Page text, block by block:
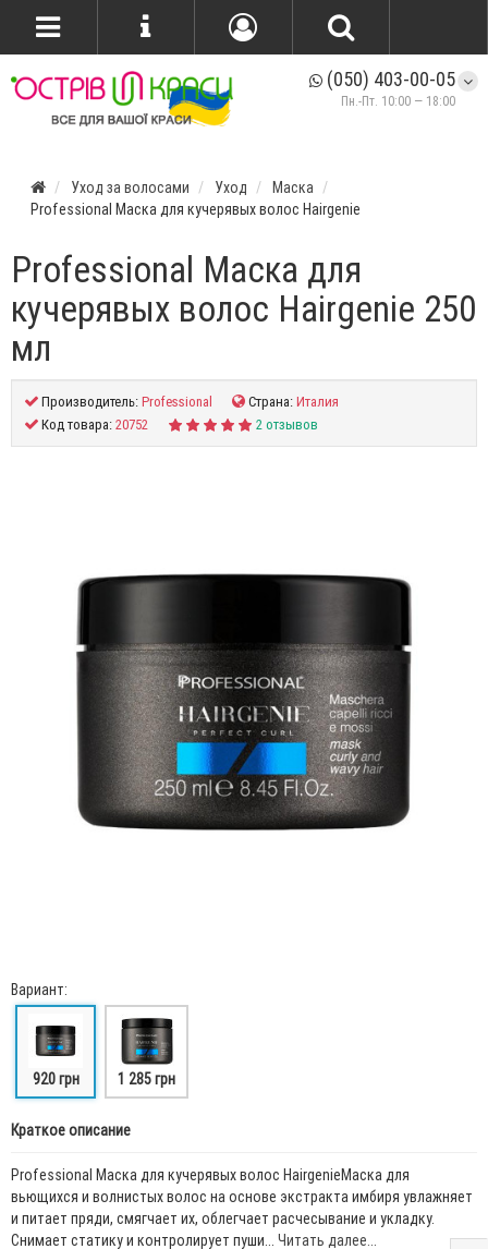
(050) 403-00-05
Пн.-Пт. 10:00 — 18:00
Уход за волосами Уход
Маска
Professional Маска для кучерявых волос Hairgenie
Professional Маска для
кучерявых волос Hairgenie 250
мл
Производитель:Professional Страна:Италия
Код товара:20752 2 отзывов
Вариант:
920 грн 1 285 грн
Краткое описание
Professional Маска для кучерявых волос HairgenieМаска для
вьющихся и волнистых волос на основе экстракта имбиря увлажняет
и питает пряди, смягчает их, облегчает расчесывание и укладку.
Снимает статику и контролирует пуши... Читать далее...